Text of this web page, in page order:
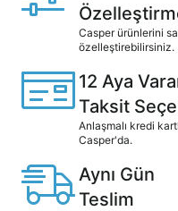
Casper ürünlerini
özelleştirebilirsiniz.
12 Aya
Taksit
Anlaşmalı kredi
Casper'da.
Aynı Gün
Teslim